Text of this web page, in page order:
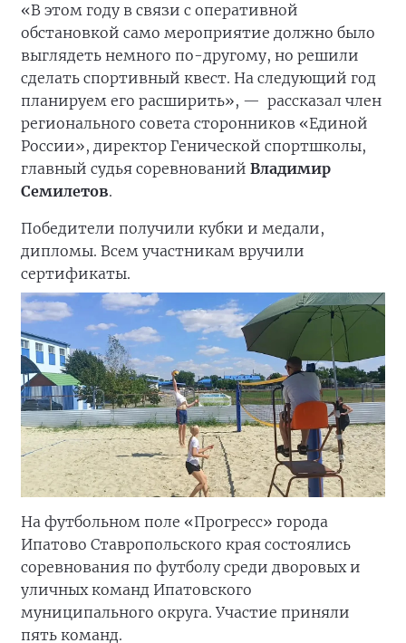
«В этом году в связи с оперативной
обстановкой само мероприятие должно было
выглядеть немного по-другому, но решили
сделать спортивный квест. На следующий год
планируем его расширить», — рассказал член
регионального совета сторонников «Единой
России», директор Генической спортшколы,
главный судья соревнований Владимир
Семилетов.
Победители получили кубки и медали,
дипломы. Всем участникам вручили
сертификаты.
На футбольном поле «Прогресс» города
Ипатово Ставропольского края состоялись
соревнования по футболу среди дворовых и
уличных команд Ипатовского
муниципального округа. Участие приняли
пять команд.